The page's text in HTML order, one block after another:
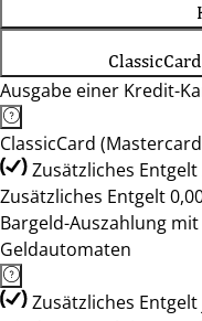
Ausgabe einer Kredit-
ClassicCard
Zusätzliches Entgelt
Zusätzliches Entgelt
Bargeld-Auszahlung
Geldautomaten
Zusätzliches